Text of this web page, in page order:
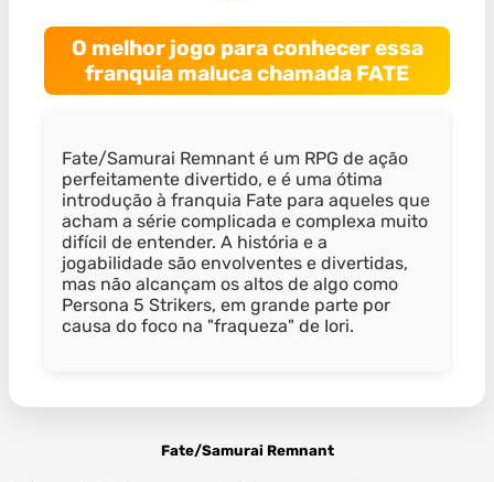
O melhor jogo para conhecer essa
franquia maluca chamada FATE
Fate/Samurai Remnant é um RPG de ação
perfeitamente divertido, e é uma ótima
introdução à franquia Fate para aqueles que
acham a série complicada e complexa muito
difícil de entender. A história e a
jogabilidade são envolventes e divertidas,
mas não alcançam os altos de algo como
Persona 5 Strikers, em grande parte por
causa do foco na "fraqueza" de Iori.
Fate/Samurai Remnant